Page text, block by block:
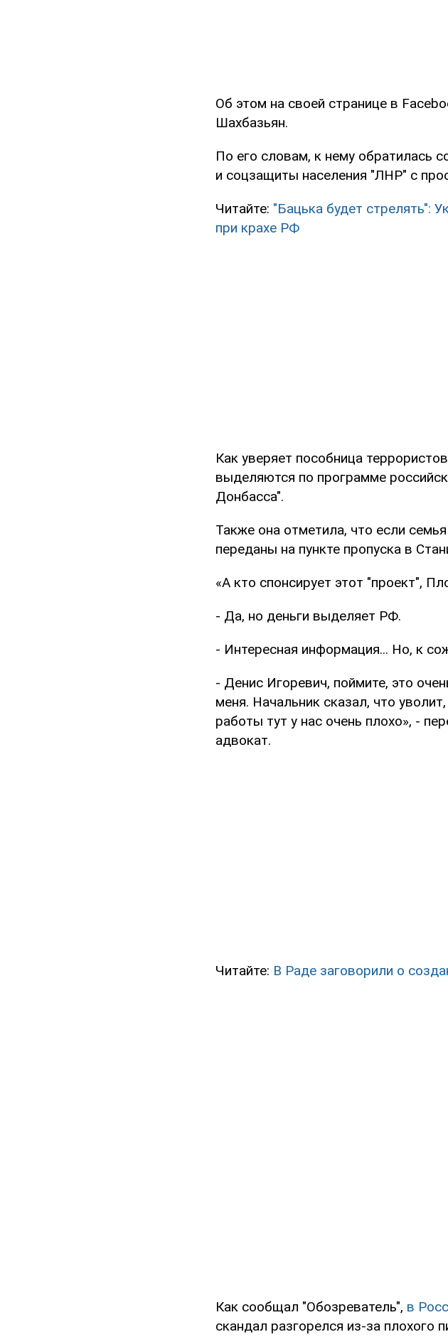
Об этом на своей странице в
Шахбазьян.
По его словам, к нему обратилась
и соцзащиты населения "ЛНР" с
Читайте: "Бацька будет стрелять":
при крахе РФ
Как уверяет пособница
выделяются по программе
Донбасса".
Также она отметила, что если
переданы на пункте пропуска в
«А кто спонсирует этот "проект",
- Да, но деньги выделяет РФ.
- Интересная информация... Но, к
- Денис Игоревич, поймите, это
меня. Начальник сказал, что
работы тут у нас очень плохо», -
адвокат.
Читайте: В Раде заговорили о
Как сообщал "Обозреватель", в
скандал разгорелся из-за плохого